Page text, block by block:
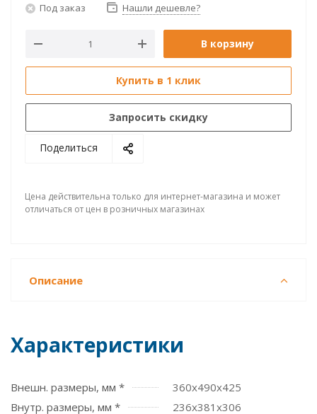
Под заказ Нашли дешевле?
В корзину
Купить в 1 клик
Запросить скидку
Поделиться
Цена действительна только для интернет-магазина и может
отличаться от цен в розничных магазинах
Описание
Характеристики
Внешн. размеры, мм *
360x490x425
Внутр. размеры, мм *
236x381х306